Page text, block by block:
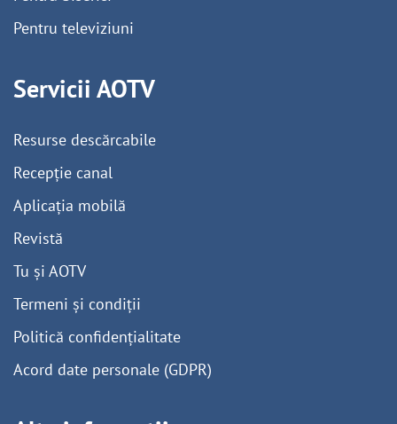
Pentru televiziuni
Servicii AOTV
Resurse descărcabile
Recepție canal
Aplicația mobilă
Revistă
Tu și AOTV
Termeni și condiții
Politică confidențialitate
Acord date personale (GDPR)